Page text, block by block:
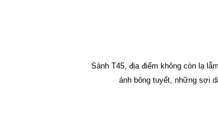
Sảnh T45, địa điểm không còn lạ
ảnh bông tuyết, những sợi